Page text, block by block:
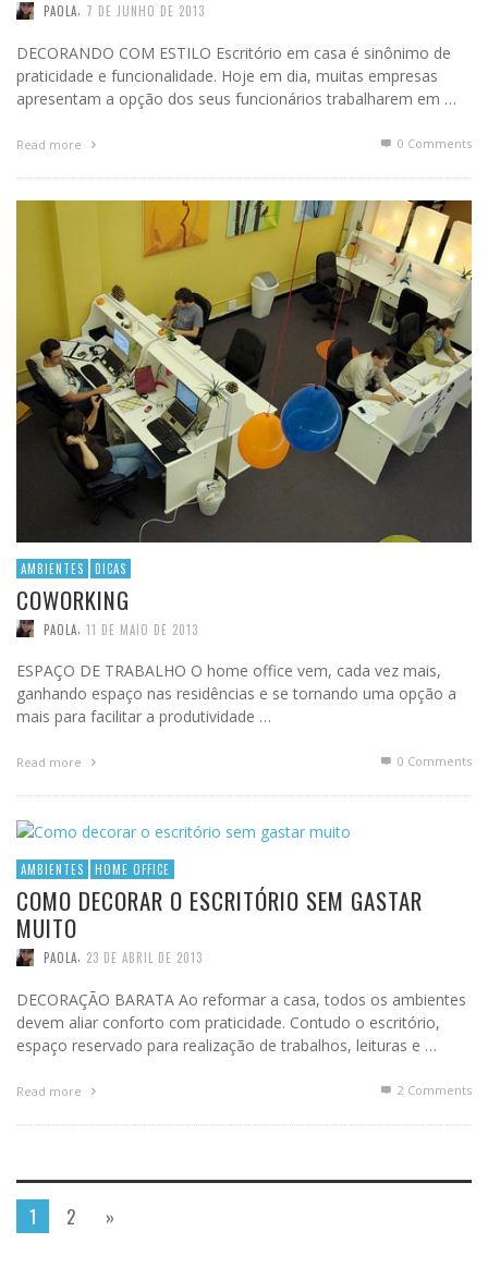
PAOLA 7 DE JUNHO DE 2013
DECORANDO COM ESTILO Escritório em casa é sinônimo de
praticidade e funcionalidade. Hoje em dia, muitas empresas
apresentam a opção dos seus funcionários trabalharem em …
Read more 0 Comments
AMBIENTES DICAS
COWORKING
PAOLA 11 DE MAIO DE 2013
ESPAÇO DE TRABALHO O home office vem, cada vez mais,
ganhando espaço nas residências e se tornando uma opção a
mais para facilitar a produtividade …
Read more 0 Comments
AMBIENTES HOME OFFICE
COMO DECORAR O ESCRITÓRIO SEM GASTAR
MUITO
PAOLA 23 DE ABRIL DE 2013
DECORAÇÃO BARATA Ao reformar a casa, todos os ambientes
devem aliar conforto com praticidade. Contudo o escritório,
espaço reservado para realização de trabalhos, leituras e …
Read more 2 Comments
1 2 »